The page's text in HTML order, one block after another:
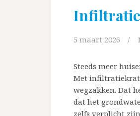
5 maart 2026
Steeds meer
Met
wegzakken. Dat
dat het
zelfs verplicht